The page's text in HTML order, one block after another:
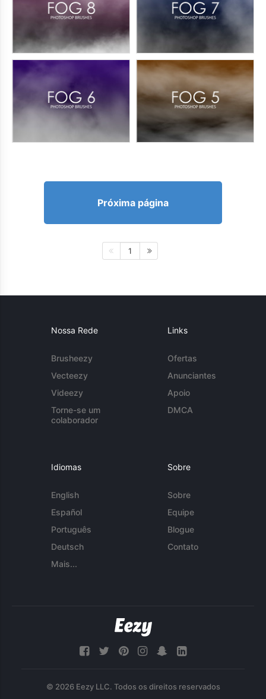
Próxima página
1
Nossa Rede
Brusheezy
Vecteezy
Videezy
Torne-se um
colaborador
Links
Ofertas
Anunciantes
Apoio
DMCA
Idiomas
English
Español
Português
Deutsch
Mais...
Sobre
Sobre
Equipe
Blogue
Contato
© 2026 Eezy LLC. Todos os direitos reservados